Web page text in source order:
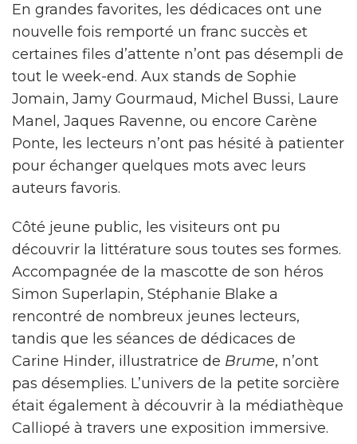
En grandes favorites, les dédicaces ont une
nouvelle fois remporté un franc succès et
certaines files d’attente n’ont pas désempli de
tout le week-end. Aux stands de Sophie
Jomain, Jamy Gourmaud, Michel Bussi, Laure
Manel, Jaques Ravenne, ou encore Carène
Ponte, les lecteurs n’ont pas hésité à patienter
pour échanger quelques mots avec leurs
auteurs favoris.
Côté jeune public, les visiteurs ont pu
découvrir la littérature sous toutes ses formes.
Accompagnée de la mascotte de son héros
Simon Superlapin, Stéphanie Blake a
rencontré de nombreux jeunes lecteurs,
tandis que les séances de dédicaces de
Carine Hinder, illustratrice de Brume, n’ont
pas désemplies. L’univers de la petite sorcière
était également à découvrir à la médiathèque
Calliopé à travers une exposition immersive.